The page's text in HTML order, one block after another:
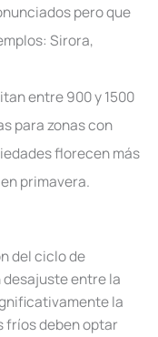
pero que
Sirora,
entre 900 y 1500
para zonas con
florecen más
primavera.
del ciclo de
entre la
la
fríos deben optar